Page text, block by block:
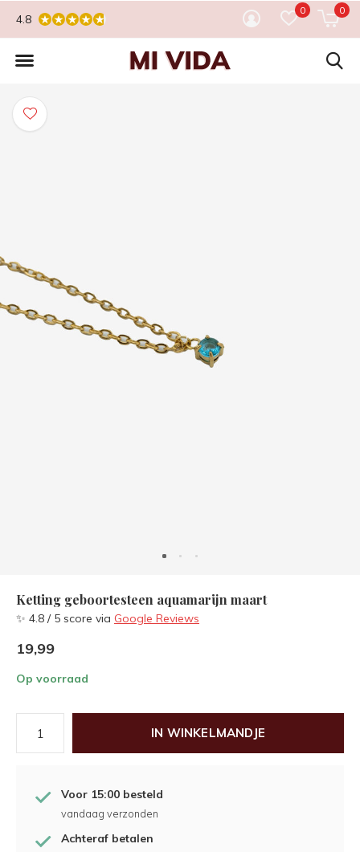
0 0
4.8
Ketting geboortesteen aquamarijn maart
✨ 4.8 / 5 score via Google Reviews
19,99
Op voorraad
IN WINKELMANDJE
Voor 15:00 besteld
vandaag verzonden
Achteraf betalen